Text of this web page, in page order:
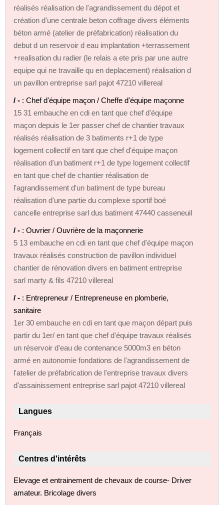
réalisés réalisation de l'agrandissement du dépot et
création d'une centrale beton coffrage divers éléments
béton armé (atelier de préfabrication) réalisation du
debut d un reservoir d eau implantation +terrassement
+realisation du radier (le relais a ete pris par une autre
equipe qui ne travaille qu en deplacement) réalisation d
un pavillon entreprise sarl pajot 47210 villereal
/ - : Chef d'équipe maçon / Cheffe d'équipe maçonne
15 31 embauche en cdi en tant que chef d'équipe
maçon depuis le 1er passer chef de chantier travaux
réalisés réalisation de 3 batiments r+1 de type
logement collectif en tant que chef d'équipe maçon
réalisation d'un batiment r+1 de type logement collectif
en tant que chef de chantier réalisation de
l'agrandissement d'un batiment de type bureau
réalisation d'une partie du complexe sportif boé
cancelle entreprise sarl dus batiment 47440 casseneuil
/ - : Ouvrier / Ouvrière de la maçonnerie
5 13 embauche en cdi en tant que chef d'équipe maçon
travaux réalisés construction de pavillon individuel
chantier de rénovation divers en batiment entreprise
sarl marty & fils 47210 villereal
/ - : Entrepreneur / Entrepreneuse en plomberie,
sanitaire
1er 30 embauche en cdi en tant que maçon départ puis
partir du 1er/ en tant que chef d'équipe travaux réalisés
un réservoir d'eau de contenance 5000m3 en béton
armé en autonomie fondations de l'agrandissement de
l'atelier de préfabrication de l'entreprise travaux divers
d'assainissement entreprise sarl pajot 47210 villereal
Langues
Français
Centres d'intérêts
Elevage et entrainement de chevaux de course- Driver
amateur. Bricolage divers